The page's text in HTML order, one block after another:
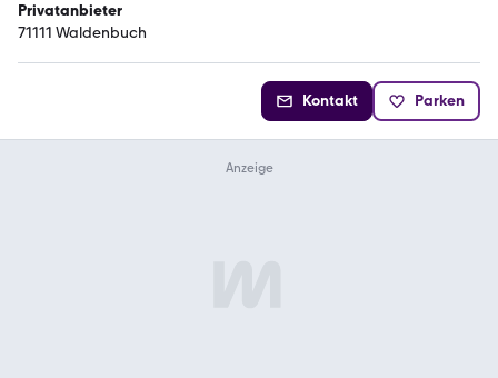
Privatanbieter
71111 Waldenbuch
Kontakt Parken